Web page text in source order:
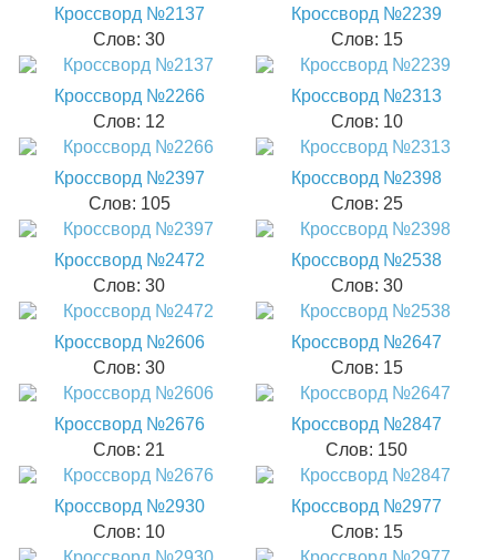
Кроссворд №2137
Слов: 30
Кроссворд №2239
Слов: 15
Кроссворд №2266
Слов: 12
Кроссворд №2313
Слов: 10
Кроссворд №2397
Слов: 105
Кроссворд №2398
Слов: 25
Кроссворд №2472
Слов: 30
Кроссворд №2538
Слов: 30
Кроссворд №2606
Слов: 30
Кроссворд №2647
Слов: 15
Кроссворд №2676
Слов: 21
Кроссворд №2847
Слов: 150
Кроссворд №2930
Слов: 10
Кроссворд №2977
Слов: 15